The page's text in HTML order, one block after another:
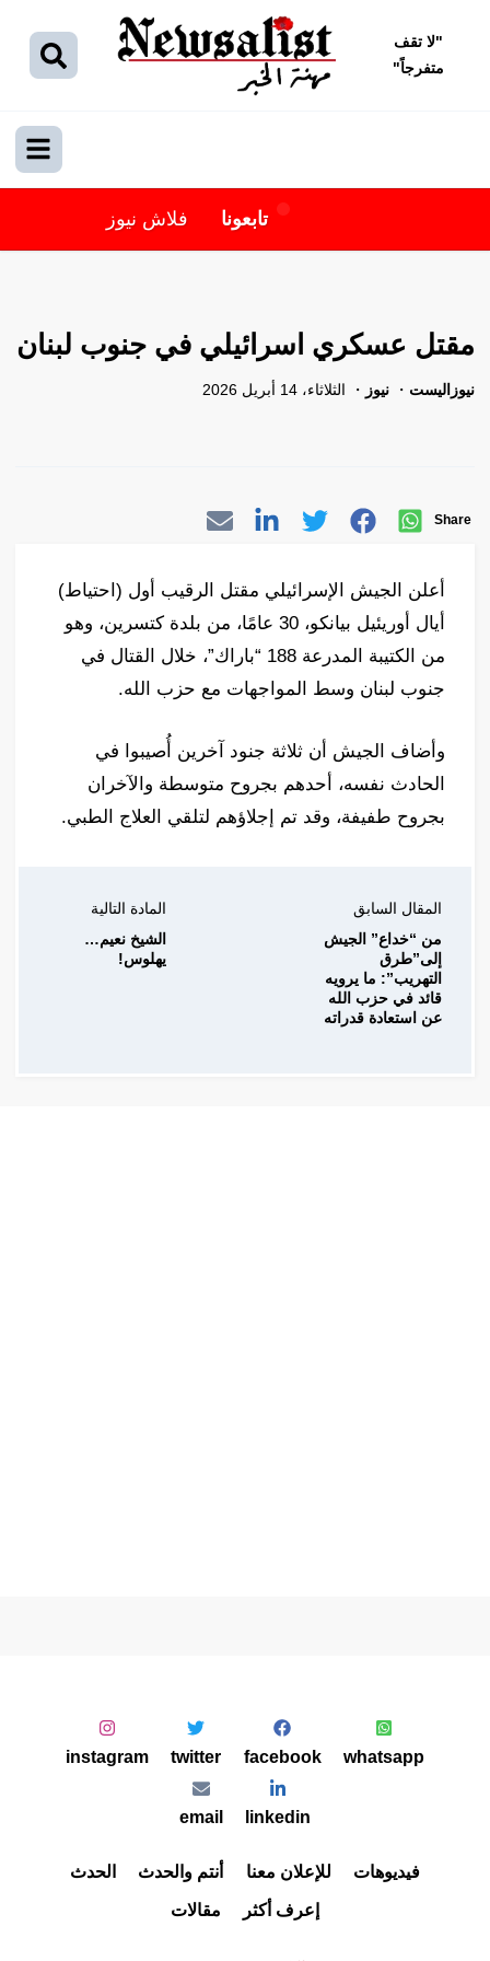
"لا تقف
متفرجاً"
تابعونا فلاش نيوز
مقتل عسكري اسرائيلي في جنوب لبنان
نيوزاليست نيوز الثلاثاء، 14 أبريل 2026
Share
أعلن الجيش الإسرائيلي مقتل الرقيب أول (احتياط)
أيال أوريئيل بيانكو، 30 عامًا، من بلدة كتسرين، وهو
من الكتيبة المدرعة 188 “باراك”، خلال القتال في
جنوب لبنان وسط المواجهات مع حزب الله.
وأضاف الجيش أن ثلاثة جنود آخرين أُصيبوا في
الحادث نفسه، أحدهم بجروح متوسطة والآخران
بجروح طفيفة، وقد تم إجلاؤهم لتلقي العلاج الطبي.
المقال السابق
من “خداع” الجيش
إلى”طرق
التهريب”: ما يرويه
قائد في حزب الله
عن استعادة قدراته
المادة التالية
الشيخ نعيم…
يهلوس!
فيديوهات للإعلان معنا أنتم والحدث
الحدث
إعرف أكثر
مقالات
whatsapp
facebook
twitter
instagram
linkedin
email